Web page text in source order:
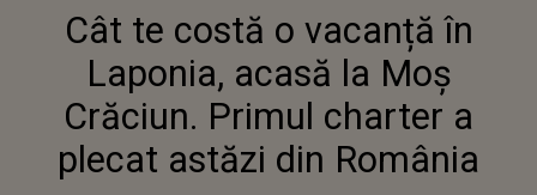
ACASĂ LA MOȘ CRĂCIUN. PRIMUL
CHARTER A PLECAT ASTĂZI DIN ROMÂNIA
Cât te costă o vacanță în
Laponia, acasă la Moș
Crăciun. Primul charter a
plecat astăzi din România